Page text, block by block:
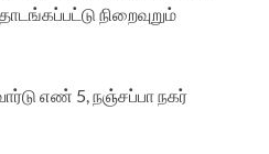
நிறைவுறும்
எண் 5, நஞ்சப்பாநகர்